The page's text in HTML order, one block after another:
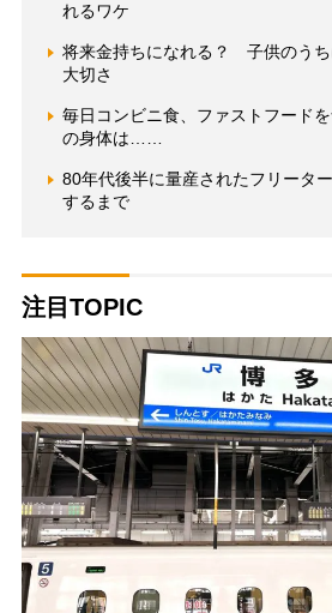
れるワケ
将来金持ちになれる？ 子供のう
大切さ
毎日コンビニ食、ファストフード
の身体は……
80年代後半に量産されたフリータ
するまで
注目TOPIC